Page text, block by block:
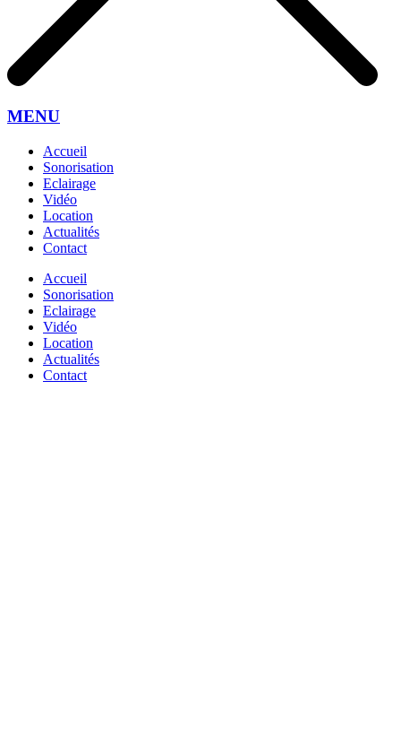
MENU
Accueil
Sonorisation
Eclairage
Vidéo
Location
Actualités
Contact
Accueil
Sonorisation
Eclairage
Vidéo
Location
Actualités
Contact